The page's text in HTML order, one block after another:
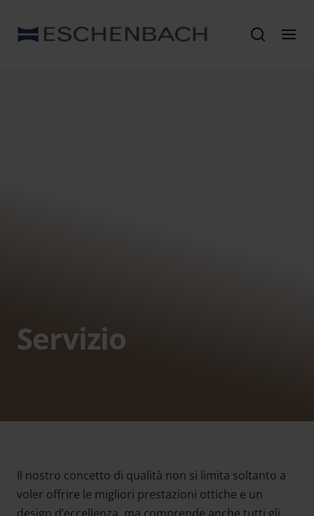
Servizio
Il nostro concetto di qualità non si limita soltanto a
voler offrire le migliori prestazioni ottiche e un